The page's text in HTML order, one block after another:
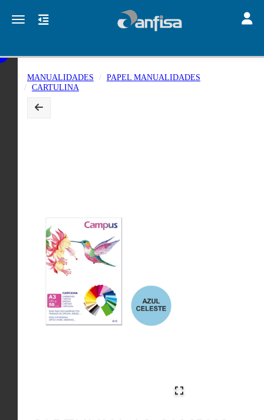
Toggle navigation
MANUALIDADES
PAPEL MANUALIDADES
CARTULINA